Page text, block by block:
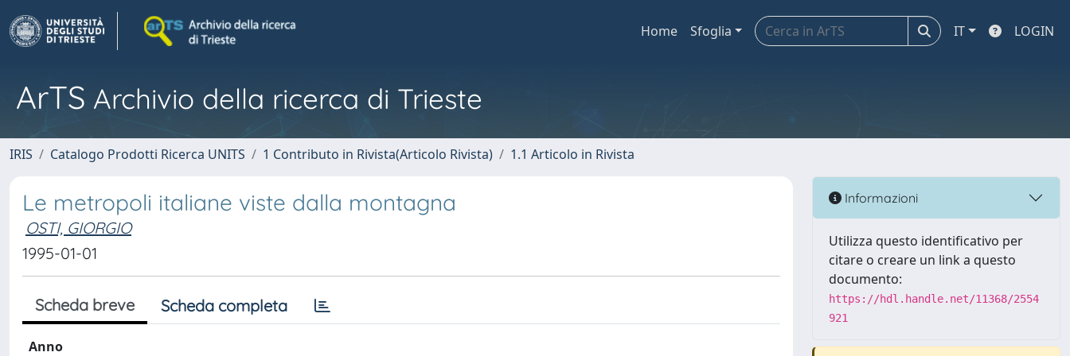
Home Sfoglia IT LOGIN
ArTS Archivio della ricerca di Trieste
IRIS Catalogo Prodotti Ricerca UNITS 1 Contributo in Rivista(Articolo Rivista) 1.1 Articolo in Rivista
Le metropoli italiane viste dalla montagna
OSTI, GIORGIO
1995-01-01
Scheda breve Scheda completa
Anno
Informazioni
Utilizza questo identificativo per
citare o creare un link a questo
documento:
https://hdl.handle.net/11368/2554
921